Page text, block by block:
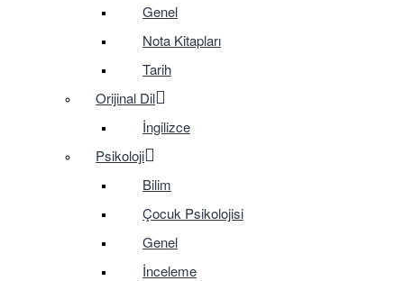
Genel
Nota Kitapları
Tarih
Orijinal Dil
İngilizce
Psikoloji
Bilim
Çocuk Psikolojisi
Genel
İnceleme